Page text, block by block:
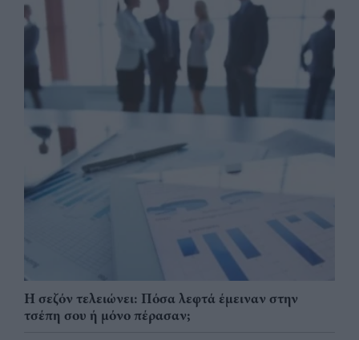
Η σεζόν τελειώνει: Πόσα λεφτά έμειναν στην
τσέπη σου ή μόνο πέρασαν;